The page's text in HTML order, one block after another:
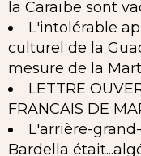
la Caraïbe sont
L'intolérable
culturel de la
mesure de la
LETTRE
FRANCAIS DE
L'arrière-
Bardella